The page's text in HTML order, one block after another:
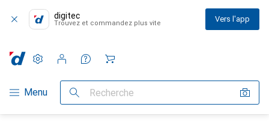
digitec
Trouvez et commandez plus vite Vers l'app
Navigation par catégorie
Menu Recherche
Paramètres
Compte client
Listes de comparaison
Listes d'envies
Panier